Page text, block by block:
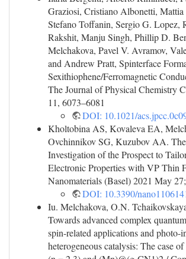
Graziosi, Cristiano Albonetti,
Stefano Toffanin, Sergio G. Lopez,
Rakshit, Manju Singh, Phillip D.
Melchakova, Pavel V. Avramov,
and Andrew Pratt, Spinterface
Sexithiophene/Ferromagnetic
The Journal of Physical Chemistry
11, 6073–6081
DOI: 10.1021/
Kholtobina AS, Kovaleva EA,
Ovchinnikov SG, Kuzubov AA.
Investigation of the Prospect to
Electronic Properties with VP Thin
Nanomaterials (Basel) 2021 May
DOI: 10.3390/
Iu. Melchakova, O.N.
Towards advanced complex
spin-related applications and photo-
heterogeneous catalysis: The case